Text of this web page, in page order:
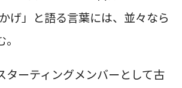
げ」と語る言葉には、並々なら
ターティングメンバーとして古